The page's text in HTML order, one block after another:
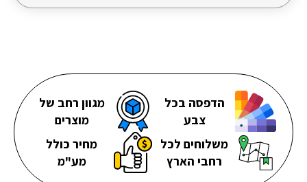
הדפסה בכל
צבע
מגוון רחב של
מוצרים
משלוחים לכל
רחבי הארץ
מחיר כולל
מע"מ